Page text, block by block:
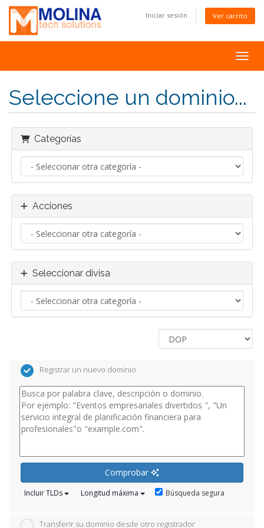
Iniciar sesión Ver carrito
Seleccione un dominio...
Categorías
Acciones
Seleccionar divisa
Registrar un nuevo dominio
Comprobar
Incluir TLDs Longitud máxima Búsqueda segura
Transferir su dominio desde otro registrador